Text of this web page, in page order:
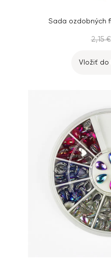
Sada ozdobných
2,15 €
Vložiť do